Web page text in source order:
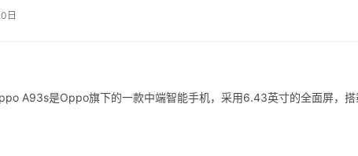
日
A93s是Oppo旗下的一款中端智能手机，采用6.43英寸的全面屏，搭